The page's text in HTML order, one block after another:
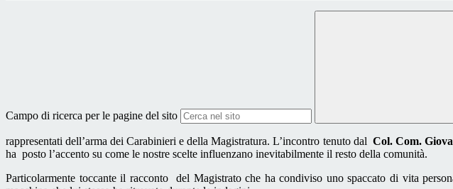
Campo di ricerca per le pagine del sito
rappresentati dell’arma dei Carabinieri e della Magistratura. L’incontro tenuto dal Col. Com.
ha posto l’accento su come le nostre scelte influenzano inevitabilmente il resto della comunità.
Particolarmente toccante il racconto del Magistrato che ha condiviso uno spaccato di vita